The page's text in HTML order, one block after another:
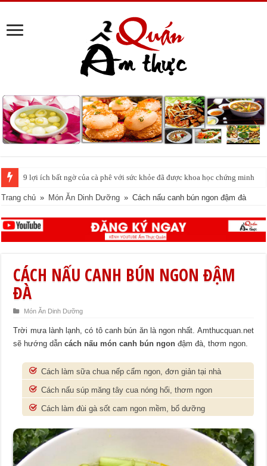
Cách pha nước chanh đá ngon đều nhau 10 ly như 1
Trang chủ » Món Ăn Dinh Dưỡng » Cách nấu canh bún ngon đậm đà
CÁCH NẤU CANH BÚN NGON ĐẬM
ĐÀ
Món Ăn Dinh Dưỡng
Trời mưa lành lạnh, có tô canh bún ăn là ngon nhất. Amthucquan.net
sẽ hướng dẫncách nấu món canh bún ngon đậm đà, thơm ngon.
Cách làm sữa chua nếp cẩm ngon, đơn giản tại nhà
Cách nấu súp măng tây cua nóng hổi, thơm ngon
Cách làm đùi gà sốt cam ngon mềm, bổ dưỡng